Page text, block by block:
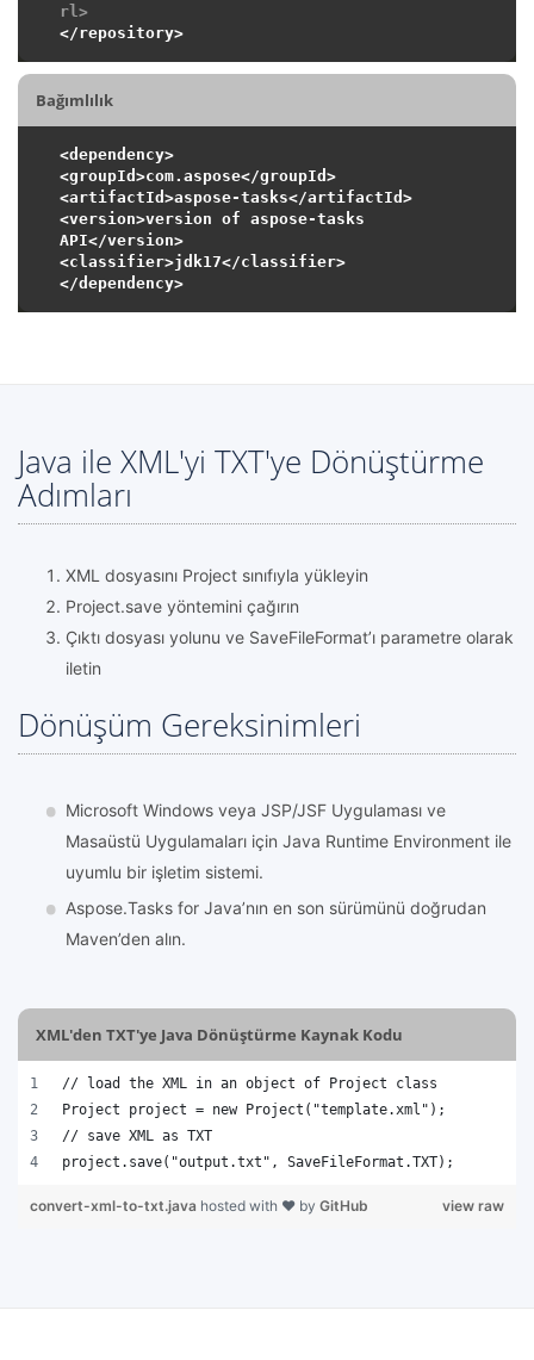
rl>
Bağımlılık
<dependency>
<groupId>com.aspose</groupId>
<artifactId>aspose-tasks</artifactId>
<version>version of aspose-tasks
API</version>
<classifier>jdk17</classifier>
Java ile XML'yi TXT'ye Dönüştürme
Adımları
XML dosyasını Project sınıfıyla yükleyin
Project.save yöntemini çağırın
Çıktı dosyası yolunu ve SaveFileFormat’ı parametre olarak
iletin
Dönüşüm Gereksinimleri
Microsoft Windows veya JSP/JSF Uygulaması ve
Masaüstü Uygulamaları için Java Runtime Environment ile
uyumlu bir işletim sistemi.
Aspose.Tasks for Java’nın en son sürümünü doğrudan
Maven’den alın.
XML'den TXT'ye Java Dönüştürme Kaynak Kodu
// load the XML in an object of Project class
Project project = new Project("template.xml");
// save XML as TXT
project.save("output.txt", SaveFileFormat.TXT);
view raw
convert-xml-to-txt.java hosted with ❤ by GitHub